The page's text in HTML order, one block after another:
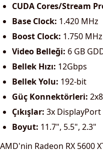
CUDA Cores/Stream
Base Clock: 1.420 MHz
Boost Clock: 1.750 MHz
Video Belleği: 6 GB
Bellek Hızı: 12Gbps
Bellek Yolu: 192-bit
Güç Konnektörleri:
Çıkışlar: 3x DisplayPort
Boyut: 11.7", 5.5", 2.3"
AMD'nin Radeon RX 5600